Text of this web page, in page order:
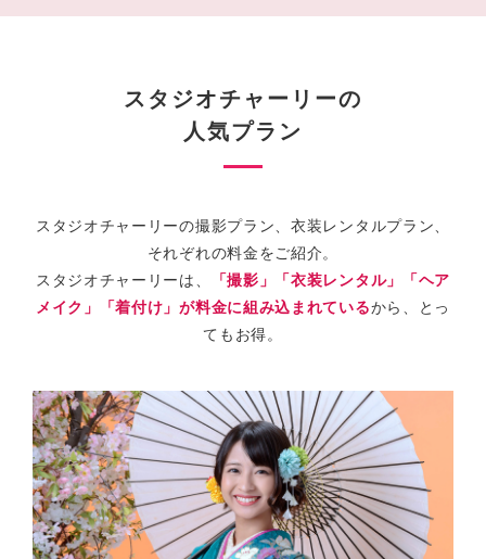
スタジオチャーリーの
人気プラン
スタジオチャーリーの撮影プラン、衣装レンタルプラン、
それぞれの料金をご紹介。
スタジオチャーリーは、
「撮影」「衣装レンタル」「ヘア
メイク」「着付け」が料金に組み込まれているから、とっ
てもお得。